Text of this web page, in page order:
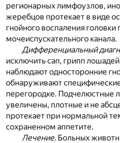
регионарных лимфоузлов,
жеребцов протекает в виде
гнойного воспаления головки
мочеиспускательного канала.
Дифференциальный
исключить сап, грипп
наблюдают односторонние
обнаруживают
перегородке. Подчелюстные
увеличены, плотные и не
протекает при нормальной
сохраненном аппетите.
Лечение. Больных